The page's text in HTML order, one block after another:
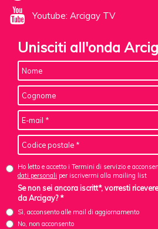
Youtube: Arcigay TV
Unisciti all'onda
Ho letto e accetto i Termini di servizio e
dati personali per iscrivermi alla mailing list
Se non sei ancora iscritt*, vorresti
da Arcigay? *
Sì, acconsento alle mail di aggiornamento
No, non acconsento